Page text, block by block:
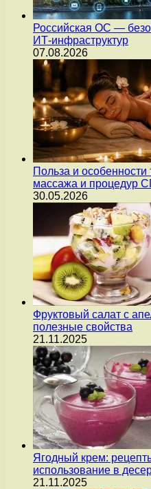
Российская ОС —
ИТ-инфраструктур
07.08.2026
Польза и особенности
массажа и процедур
30.05.2026
Фруктовый салат с
полезные свойства
21.11.2025
Ягодный крем:
использование в
21.11.2025